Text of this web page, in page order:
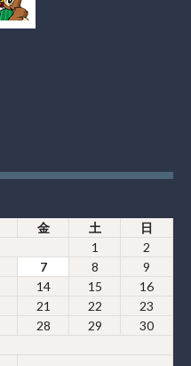
金 土 日
1
2
7 8
9
14 15
16
21 22
23
28 29
30